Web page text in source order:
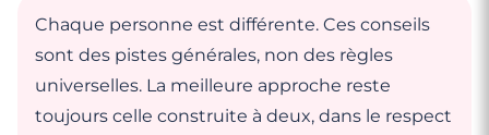
Chaque personne est différente. Ces conseils
sont des pistes générales, non des règles
universelles. La meilleure approche reste
toujours celle construite à deux, dans le respect